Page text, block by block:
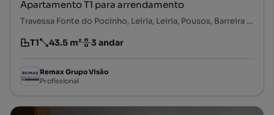
Apartamento T1 para arrendamento
Travessa Fonte do Pocinho, Leiria, Leiria, Pousos, Barreira e Cortes, Leiria, Leiria
Tipologia
T1
Preço por metro quadrado
43.5 m²
Andar 3 andar
Remax Grupo Visão
Profissional